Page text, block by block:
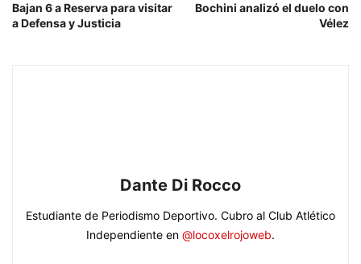
Bajan 6 a Reserva para visitar
a Defensa y Justicia
Bochini analizó el duelo con
Vélez
Dante Di Rocco
Estudiante de Periodismo Deportivo. Cubro al Club Atlético
Independiente en @locoxelrojoweb.